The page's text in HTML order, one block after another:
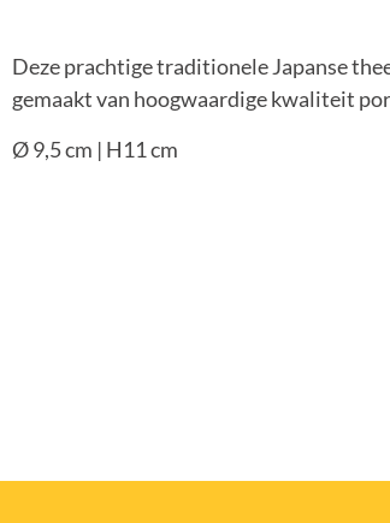
Deze prachtige traditionele Japanse
gemaakt van hoogwaardige kwaliteit
Ø 9,5 cm | H11 cm